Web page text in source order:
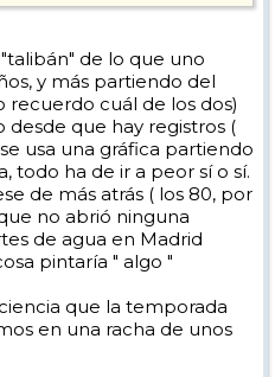
de lo que uno
y más partiendo del
recuerdo cuál de los dos)
desde que hay registros (
usa una gráfica partiendo
todo ha de ir a peor sí o sí.
de más atrás ( los 80, por
no abrió ninguna
de agua en Madrid
pintaría " algo "
que la temporada
en una racha de unos